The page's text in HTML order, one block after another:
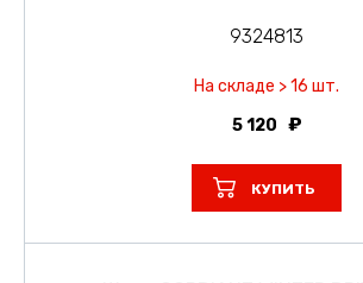
9324813
На складе > 16 шт.
5 120
КУПИТЬ